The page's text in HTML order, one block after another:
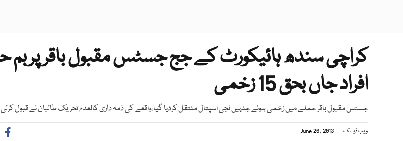
افراد جاں بحق 15 زخمی
جسٹس مقبول باقر حملے میں زخمی ہوئے جنہیں نجی اسپتال منتقل کردیا گیا،واقعے کی ذمہ داری کالعدم تحریک طالبان نے قبول کرلی
ویب ڈیسک June 26, 2013